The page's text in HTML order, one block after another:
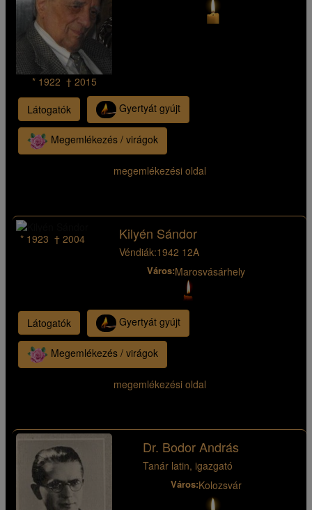
* 1922 † 2015
Látogatók Gyertyát gyújt
Megemlékezés / virágok
megemlékezési oldal
* 1923 † 2004 Kilyén Sándor
Véndiák:1942 12A
Város:Marosvásárhely
Látogatók Gyertyát gyújt
Megemlékezés / virágok
megemlékezési oldal
Dr. Bodor András
Tanár latin, igazgató
Város:Kolozsvár